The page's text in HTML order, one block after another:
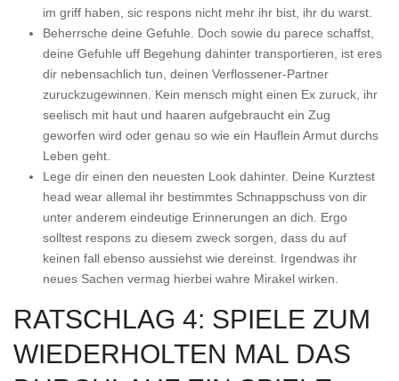
im griff haben, sic respons nicht mehr ihr bist, ihr du warst.
Beherrsche deine Gefuhle. Doch sowie du parece schaffst,
deine Gefuhle uff Begehung dahinter transportieren, ist eres
dir nebensachlich tun, deinen Verflossener-Partner
zuruckzugewinnen. Kein mensch might einen Ex zuruck, ihr
seelisch mit haut und haaren aufgebraucht ein Zug
geworfen wird oder genau so wie ein Hauflein Armut durchs
Leben geht.
Lege dir einen den neuesten Look dahinter. Deine Kurztest
head wear allemal ihr bestimmtes Schnappschuss von dir
unter anderem eindeutige Erinnerungen an dich. Ergo
solltest respons zu diesem zweck sorgen, dass du auf
keinen fall ebenso aussiehst wie dereinst. Irgendwas ihr
neues Sachen vermag hierbei wahre Mirakel wirken.
RATSCHLAG 4: SPIELE ZUM
WIEDERHOLTEN MAL DAS